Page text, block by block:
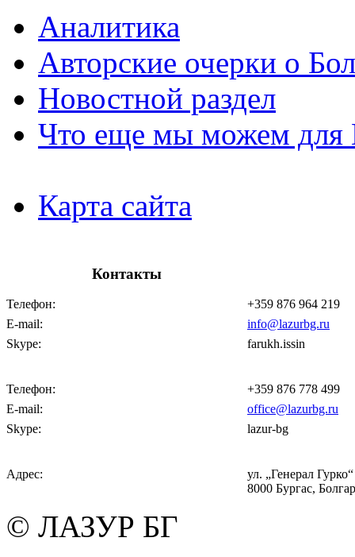
Аналитика
Авторские очерки о
Новостной раздел
Что еще мы можем для
Карта сайта
Контакты
Телефон:
+359 876 964 219
E-mail:
info@lazurbg.ru
Skype:
farukh.issin
Телефон:
+359 876 778 499
E-mail:
office@lazurbg.ru
Skype:
lazur-bg
Адрес:
ул. „Генерал
8000 Бургас,
© ЛАЗУР БГ